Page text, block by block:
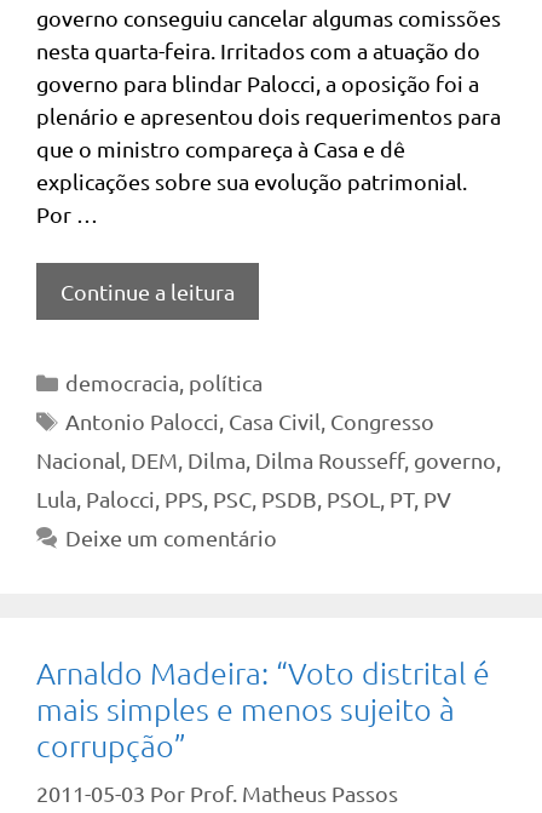
governo conseguiu cancelar algumas comissões
nesta quarta-feira. Irritados com a atuação do
governo para blindar Palocci, a oposição foi a
plenário e apresentou dois requerimentos para
que o ministro compareça à Casa e dê
explicações sobre sua evolução patrimonial.
Por …
Continue a leitura
Categorias
democracia política
Tags
Antonio Palocci Casa Civil Congresso
Nacional DEM Dilma Dilma Rousseff, governo
Lula Palocci PPS PSC PSDB PSOL PT, PV
Deixe um comentário
Arnaldo Madeira: “Voto distrital é
mais simples e menos sujeito à
corrupção”
2011-05-03 Por Prof. Matheus Passos